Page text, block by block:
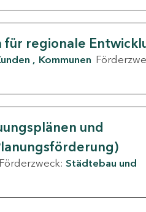
regionale
Kommunen
und
Förderzweck: Städtebau und